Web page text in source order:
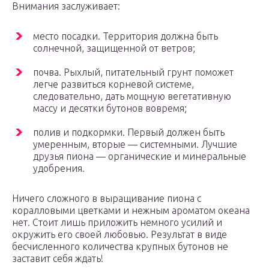
Внимания заслуживает:
место посадки. Территория должна быть
солнечной, защищенной от ветров;
почва. Рыхлый, питательный грунт поможет
легче развиться корневой системе,
следовательно, дать мощную вегетативную
массу и десятки бутонов вовремя;
полив и подкормки. Первый должен быть
умеренным, вторые — системными. Лучшие
друзья пиона — органические и минеральные
удобрения.
Ничего сложного в выращивание пиона с
коралловыми цветками и нежным ароматом океана
нет. Стоит лишь приложить немного усилий и
окружить его своей любовью. Результат в виде
бесчисленного количества крупных бутонов не
заставит себя ждать!